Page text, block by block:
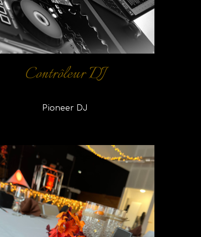
Contrôleur DJ
Pioneer DJ